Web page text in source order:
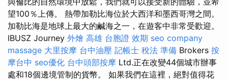
望100％上傳。 熱帶加勒比海位於大西洋和墨西哥灣之間。
加勒比海是地球上最大的鹹海之一，在遊客中非常受歡迎。
IBUSZ Journey 外燴 高雄 台胞證 效期 seo company
massage 大里按摩 台中油壓 記帳士 稅法 準備 Brokers 按
摩台中 seo優化 台中頭部按摩 Ltd.正在改變44個城市辦事
處和18個邊境管制的貨幣。 如果我們在這裡，絕對值得花